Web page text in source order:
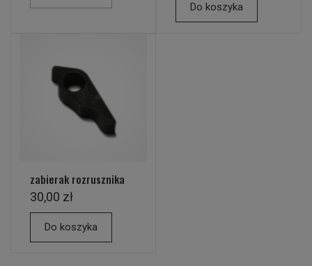
Do koszyka
zabierak rozrusznika
30,00 zł
Do koszyka